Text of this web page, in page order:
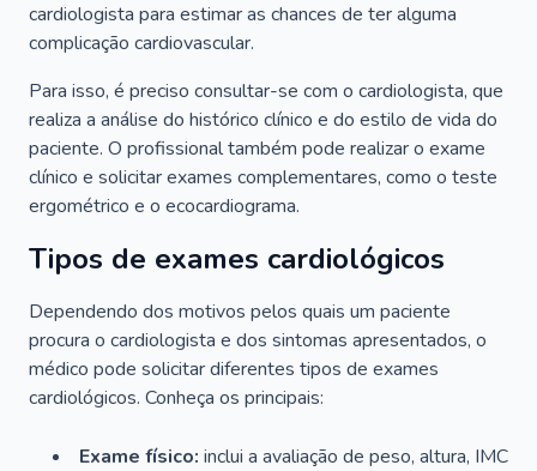
cardiologista para estimar as chances de ter alguma
complicação cardiovascular.
Para isso, é preciso consultar-se com o cardiologista, que
realiza a análise do histórico clínico e do estilo de vida do
paciente. O profissional também pode realizar o exame
clínico e solicitar exames complementares, como o teste
ergométrico e o ecocardiograma.
Tipos de exames cardiológicos
Dependendo dos motivos pelos quais um paciente
procura o cardiologista e dos sintomas apresentados, o
médico pode solicitar diferentes tipos de exames
cardiológicos. Conheça os principais:
Exame físico: inclui a avaliação de peso, altura, IMC